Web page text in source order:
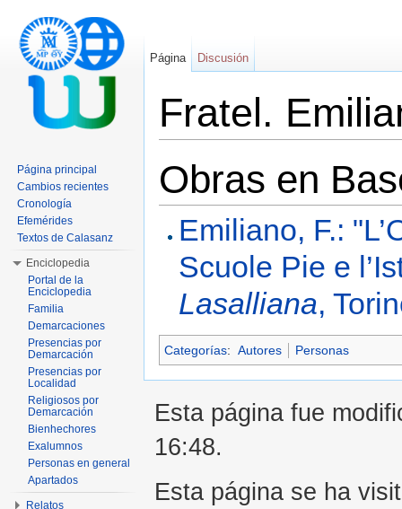
Fratel.
Obras en
Emiliano, F.:
Scuole Pie e
Lasalliana,
Categorías: Autores Personas
Página Discusión
Página principal
Cambios recientes
Cronología
Efemérides
Textos de Calasanz
Enciclopedia
Portal de la
Enciclopedia
Familia
Demarcaciones
Presencias por
Demarcación
Presencias por
Localidad
Religiosos por
Demarcación
Bienhechores
Exalumnos
Personas en general
Apartados
Relatos
Esta página fue
16:48.
Esta página se ha